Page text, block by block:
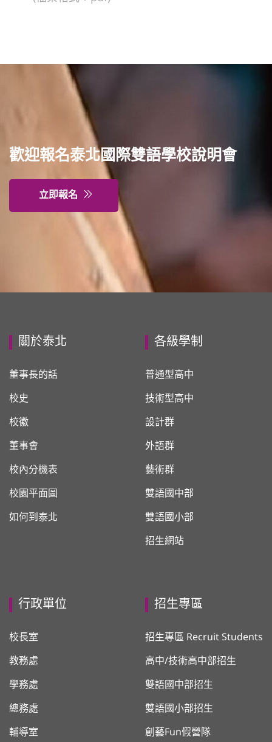
歡迎報名泰北國際雙語學校說明會
立即報名
關於泰北
董事長的話
校史
校徽
董事會
校內分機表
校園平面圖
如何到泰北
各級學制
普通型高中
技術型高中
設計群
外語群
藝術群
雙語國中部
雙語國小部
招生網站
行政單位
校長室
教務處
學務處
總務處
輔導室
招生專區
招生專區 Recruit Students
高中/技術高中部招生
雙語國中部招生
雙語國小部招生
創藝Fun假營隊